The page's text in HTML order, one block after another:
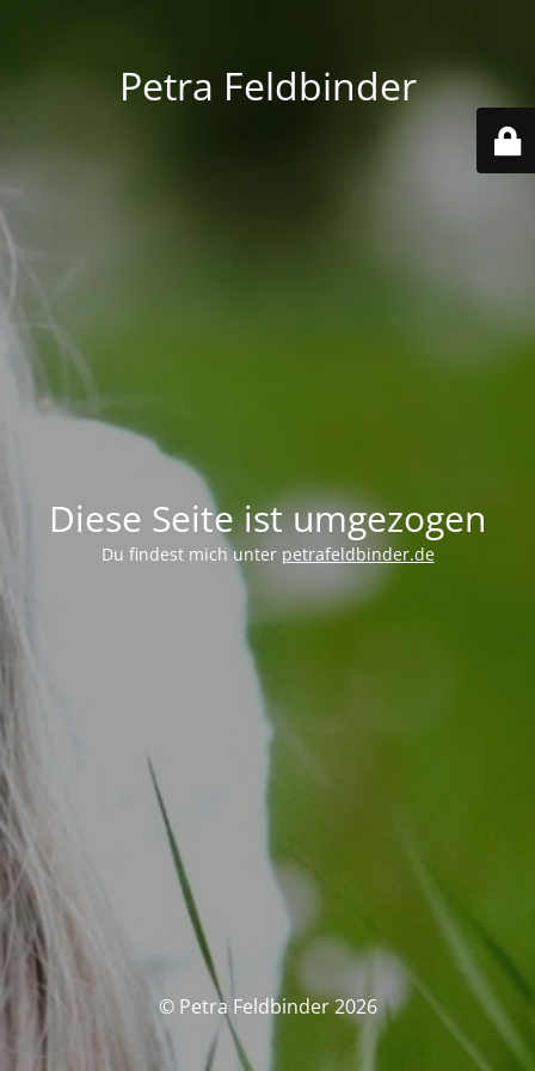
Petra Feldbinder
Diese Seite ist umgezogen
Du findest mich unter petrafeldbinder.de
© Petra Feldbinder 2026